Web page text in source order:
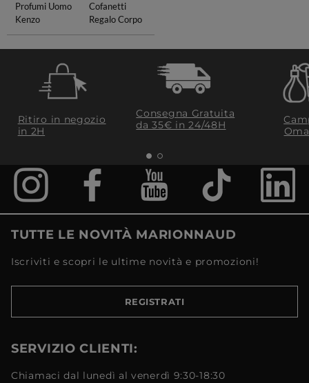
Profumi Uomo
Kenzo
Cofanetti
Regalo Corpo
Ritiro in negozio
in 2H
Consegna Gratuita
da 35€​ in 24/48H
TUTTE LE NOVITÀ MARIONNAUD
Iscriviti e scopri le ultime novità e promozioni!
REGISTRATI
SERVIZIO CLIENTI:
Chiamaci dal lunedì al venerdì 9:30-18:30